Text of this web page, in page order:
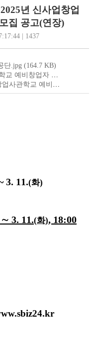
년 신사업창업
집 공고(연장)
| 1437
단.jpg (164.7 KB)
업자 모집공고문.hwp
업자 사업계획서 서식.hwp
3. 11.(화)
∼ 3. 11.(화), 18:00